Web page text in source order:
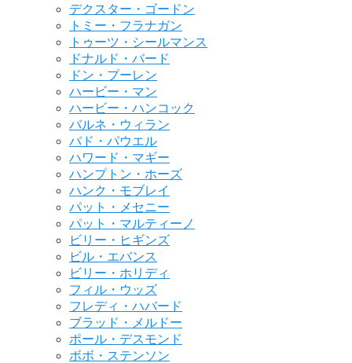
デクスター・ゴードン
トミー・フラナガン
トゥーツ・シールマンス
ドナルド・バード
ドン・プーレン
ハービー・マン
ハービー・ハンコック
バルネ・ウィラン
バド・パウエル
ハワード・マギー
ハンプトン・ホーズ
ハンク・モブレイ
パット・メセニー
パット・マルティーノ
ビリー・ヒギンズ
ビル・エバンス
ビリー・ホリディ
フィル・ウッズ
フレディ・ハバード
ブラッド・メルドー
ポール・デスモンド
ボボ・ステンソン